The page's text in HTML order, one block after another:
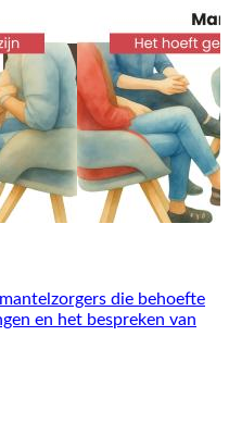
die behoefte
en het bespreken van